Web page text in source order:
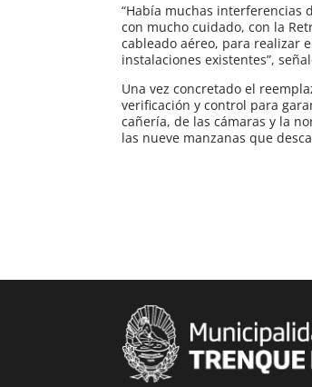
“Había muchas interferencias
con mucho cuidado, con la
cableado aéreo, para realizar
instalaciones existentes”,
Una vez concretado el
verificación y control para
cañería, de las cámaras y la
las nueve manzanas que